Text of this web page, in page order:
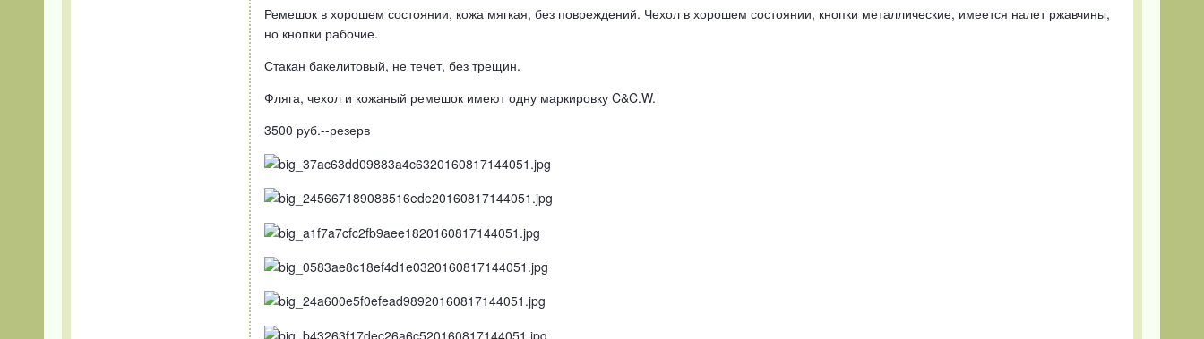
Ремешок в хорошем состоянии, кожа мягкая, без повреждений. Чехол в хорошем состоянии, кнопки металлические, имеется налет ржавчины,
но кнопки рабочие.
Стакан бакелитовый, не течет, без трещин.
Фляга, чехол и кожаный ремешок имеют одну маркировку C&C.W.
3500 руб.--резерв